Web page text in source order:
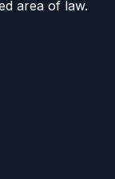
area of law.